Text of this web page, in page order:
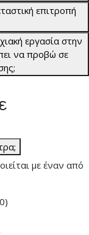
επιτροπή
εργασία στην
να προβώ σε
με έναν από